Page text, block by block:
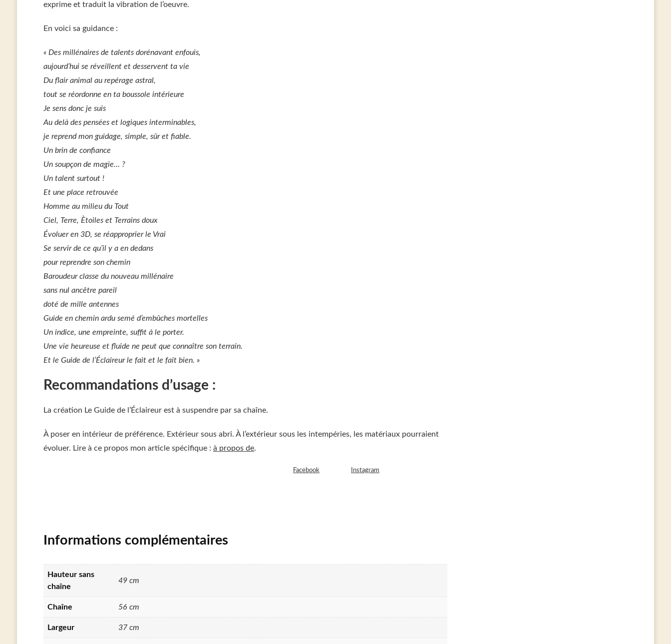
exprime et traduit la vibration de l’oeuvre.
En voici sa guidance :
« Des millénaires de talents dorénavant enfouis,
aujourd’hui se réveillent et desservent ta vie
Du flair animal au repérage astral,
tout se réordonne en ta boussole intérieure
Je sens donc je suis
Au delà des pensées et logiques interminables,
je reprend mon guidage, simple, sûr et fiable.
Un brin de confiance
Un soupçon de magie… ?
Un talent surtout !
Et une place retrouvée
Homme au milieu du Tout
Ciel, Terre, Ètoiles et Terrains doux
Évoluer en 3D, se réapproprier le Vrai
Se servir de ce qu’il y a en dedans
pour reprendre son chemin
Baroudeur classe du nouveau millénaire
sans nul ancêtre pareil
doté de mille antennes
Guide en chemin ardu semé d’embûches mortelles
Un indice, une empreinte, suffit à le porter.
Une vie heureuse et fluide ne peut que connaître son terrain.
Et le Guide de l’Éclaireur le fait et le fait bien. »
Recommandations d’usage :
La création Le Guide de l’Éclaireur est à suspendre par sa chaîne.
À poser en intérieur de préférence. Extérieur sous abri. À l’extérieur sous les intempéries, les matériaux pourraient
évoluer. Lire à ce propos mon article spécifique : à propos de.
Facebookou à notre Instagram
Informations complémentaires
Hauteur sans
chaîne
49 cm
Chaîne 56 cm
Largeur 37 cm